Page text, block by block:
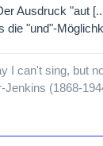
Ausdruck "aut
die "und"-
I can't sing, but
Jenkins (1868-